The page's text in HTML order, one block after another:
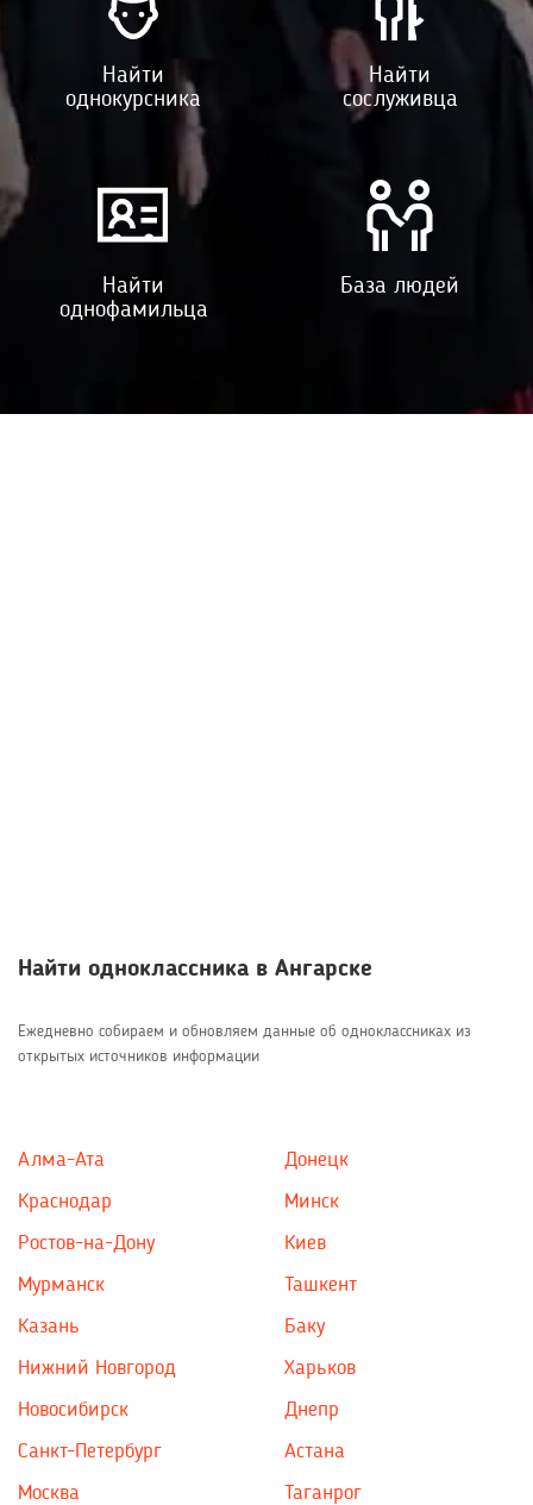
Найти
однокурсника
Найти
сослуживца
Найти
однофамильца
База людей
Найти одноклассника в Ангарске
Ежедневно собираем и обновляем данные об одноклассниках из
открытых источников информации
Алма-Ата
Краснодар
Ростов-на-Дону
Мурманск
Казань
Нижний Новгород
Новосибирск
Санкт-Петербург
Москва
Донецк
Минск
Киев
Ташкент
Баку
Харьков
Днепр
Астана
Таганрог